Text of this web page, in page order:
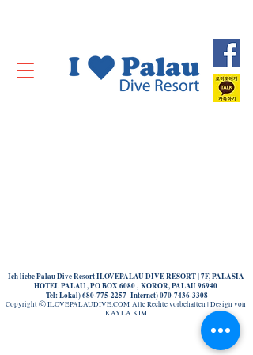
Ich liebe Palau Dive Resort ILOVEPALAU DIVE RESORT | 7F, PALASIA
HOTEL PALAU , PO BOX 6080 , KOROR, PALAU 96940
Tel: Lokal)680-775-2257 Internet)070-7436-3308
Copyright ⓒ ILOVEPALAUDIVE.COM Alle Rechte vorbehalten | Design von
KAYLA KIM